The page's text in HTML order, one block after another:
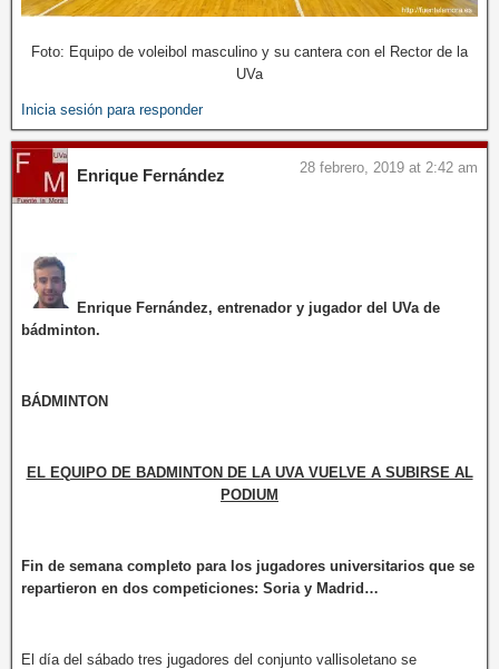
Foto: Equipo de voleibol masculino y su cantera con el Rector de la
UVa
Inicia sesión para responder
Enrique Fernández 28 febrero, 2019 at 2:42 am
Enrique Fernández, entrenador y jugador del UVa de
bádminton.
BÁDMINTON
EL EQUIPO DE BADMINTON DE LA UVA VUELVE A SUBIRSE AL
PODIUM
Fin de semana completo para los jugadores universitarios que se
repartieron en dos competiciones: Soria y Madrid…
El día del sábado tres jugadores del conjunto vallisoletano se